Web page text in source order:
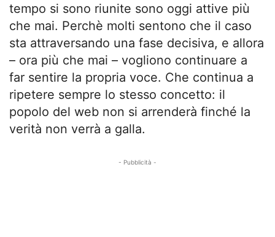
tempo si sono riunite sono oggi attive più
che mai. Perchè molti sentono che il caso
sta attraversando una fase decisiva, e allora
– ora più che mai – vogliono continuare a
far sentire la propria voce. Che continua a
ripetere sempre lo stesso concetto: il
popolo del web non si arrenderà finché la
verità non verrà a galla.
- Pubblicità -